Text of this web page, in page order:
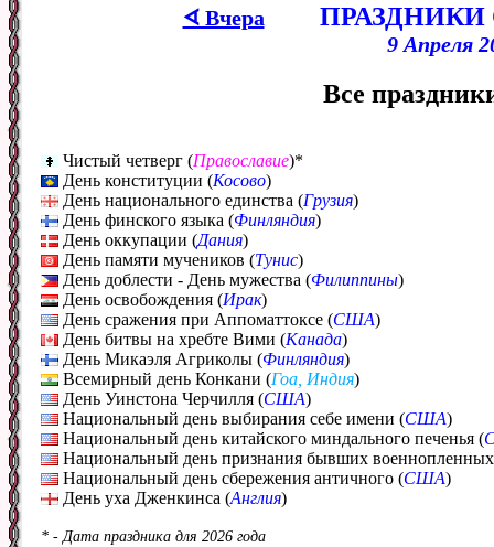
ᗏ Вчера ПРАЗДНИКИ
9 Апреля
Все
Чистый четверг (Православие)*
День конституции (Косово)
День национального единства (Грузия)
День финского языка (Финляндия)
День оккупации (Дания)
День памяти мучеников (Тунис)
День доблести - День мужества (Филиппины)
День освобождения (Ирак)
День сражения при Аппоматтоксе (США)
День битвы на хребте Вими (Канада)
День Микаэля Агриколы (Финляндия)
Всемирный день Конкани (Гоа, Индия)
День Уинстона Черчилля (США)
Национальный день выбирания себе имени (США)
Национальный день китайского миндального печенья (
Национальный день признания бывших
Национальный день сбережения античного (США)
День уха Дженкинса (Англия)
* - Дата праздника для 2026 года